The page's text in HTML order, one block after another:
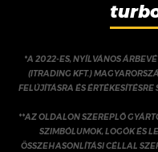
*A 2022-ES, NYÍLVÁNOS
(ITRADING KFT.)
FELÚJÍTÁSRA ÉS
**AZ OLDALON SZEREPLŐ
SZIMBÓLUMOK, LOGÓK ÉS
ÖSSZEHASONLÍTÁSI CÉLLAL